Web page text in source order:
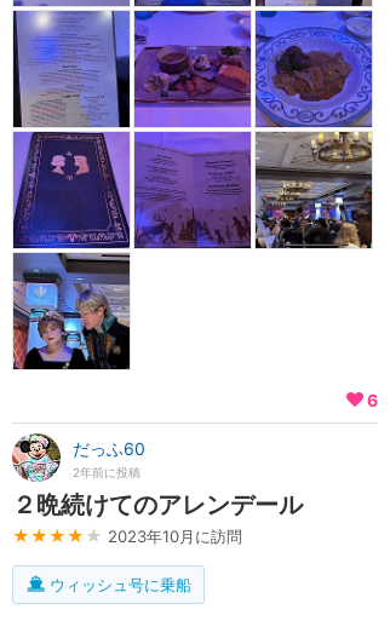
6
だっふ60
2年前に投稿
２晩続けてのアレンデール
★★★★ ★ 2023年10月に訪問
ウィッシュ号に乗船